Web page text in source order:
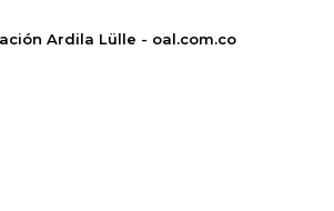
Ardila Lülle - oal.com.co